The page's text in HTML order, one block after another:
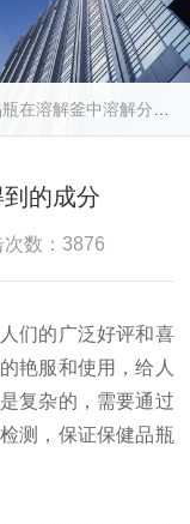
溶解釜中溶解分析得到的成分
的成分
次数：3876
们的广泛好评和喜
艳服和使用，给人
复杂的，需要通过
测，保证保健品瓶